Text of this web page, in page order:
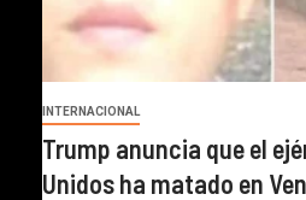
INTERNACIONAL
Trump anuncia que el
Unidos ha matado en